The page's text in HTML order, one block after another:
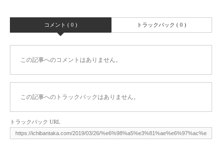
コメント ( 0 ) トラックバック ( 0 )
この記事へのコメントはありません。
この記事へのトラックバックはありません。
トラックバック URL